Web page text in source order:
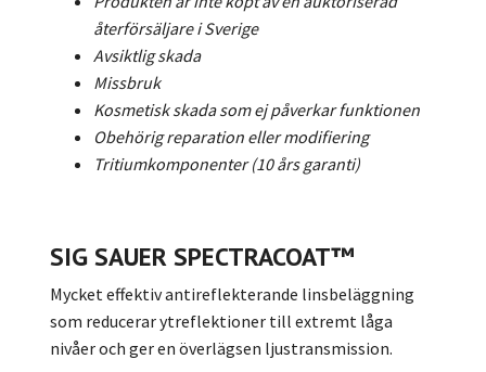
återförsäljare i Sverige
Avsiktlig skada
Missbruk
Kosmetisk skada som ej påverkar funktionen
Obehörig reparation eller modifiering
Tritiumkomponenter (10 års garanti)
SIG SAUER SPECTRACOAT™
Mycket effektiv antireflekterande linsbeläggning
som reducerar ytreflektioner till extremt låga
nivåer och ger en överlägsen ljustransmission.